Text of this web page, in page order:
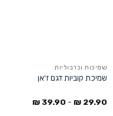
שמיכות וכרבוליות
שמיכת קוביות דגם ז'אן
29.90
₪
-
39.90
₪